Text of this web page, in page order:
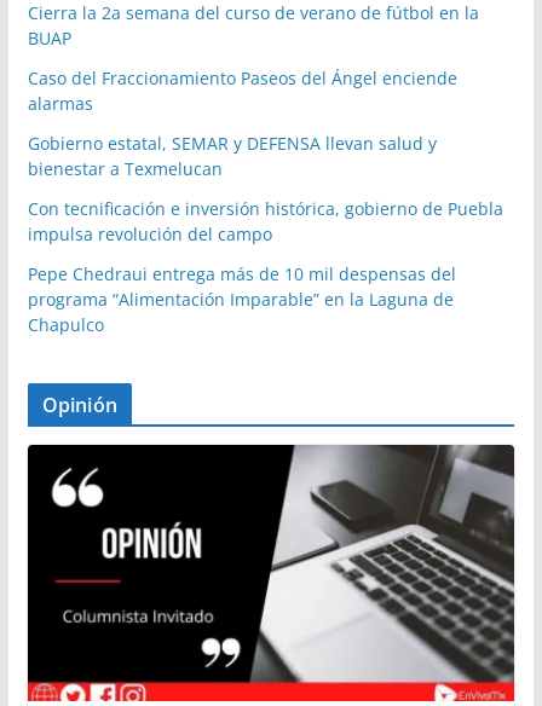
Cierra la 2a semana del curso de verano de fútbol en la
BUAP
Caso del Fraccionamiento Paseos del Ángel enciende
alarmas
Gobierno estatal, SEMAR y DEFENSA llevan salud y
bienestar a Texmelucan
Con tecnificación e inversión histórica, gobierno de Puebla
impulsa revolución del campo
Pepe Chedraui entrega más de 10 mil despensas del
programa “Alimentación Imparable” en la Laguna de
Chapulco
Opinión